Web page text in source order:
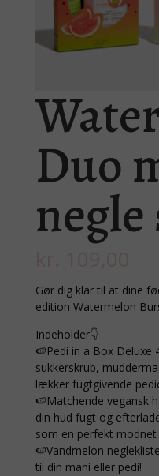
Duo
Gør dig klar til at dine
edition Watermelon
Indeholder👇
🍉Pedi in a Box Deluxe
sukkerskrub,
lækker fugtgivende
🍉Matchende vegansk
din hud fugt og
som en perfekt
🍉Vandmelon
til din mani eller pedi!